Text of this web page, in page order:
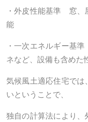
・外皮性能基準 窓、
能
・一次エネルギー基
ネなど、設備も含めた
気候風土適応住宅で
いということで、
独自の計算法により